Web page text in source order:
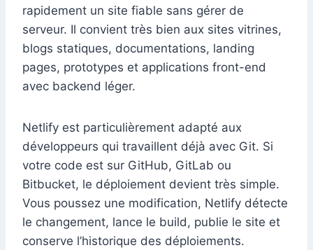
rapidement un site fiable sans gérer de
serveur. Il convient très bien aux sites vitrines,
blogs statiques, documentations, landing
pages, prototypes et applications front-end
avec backend léger.
Netlify est particulièrement adapté aux
développeurs qui travaillent déjà avec Git. Si
votre code est sur GitHub, GitLab ou
Bitbucket, le déploiement devient très simple.
Vous poussez une modification, Netlify détecte
le changement, lance le build, publie le site et
conserve l’historique des déploiements.